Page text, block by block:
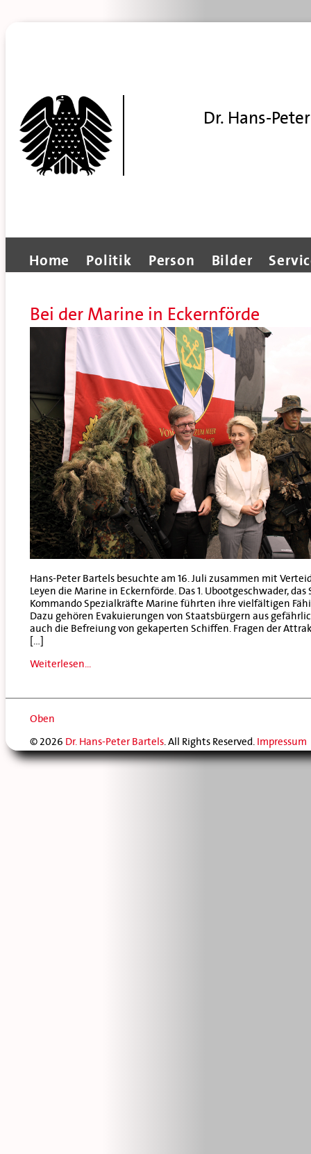
Dr. Hans-
Home Politik Person Bilder
Bei der Marine in Eckernförde
Hans-Peter Bartels besuchte am 16. Juli zusammen mit
Leyen die Marine in Eckernförde. Das 1. Ubootgeschwader,
Kommando Spezialkräfte Marine führten ihre vielfältigen
Dazu gehören Evakuierungen von Staatsbürgern aus
auch die Befreiung von gekaperten Schiffen. Fragen der
[…]
Weiterlesen...
Oben
© 2026 Dr. Hans-Peter Bartels . All Rights Reserved. Impressum